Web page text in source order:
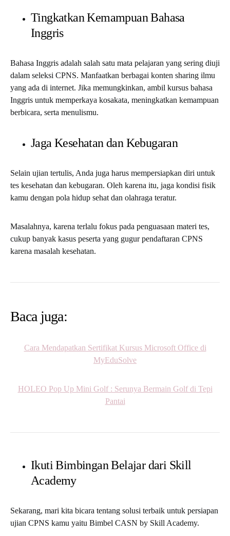
Tingkatkan Kemampuan Bahasa
Inggris
Bahasa Inggris adalah salah satu mata pelajaran yang sering diuji
dalam seleksi CPNS. Manfaatkan berbagai konten sharing ilmu
yang ada di internet. Jika memungkinkan, ambil kursus bahasa
Inggris untuk memperkaya kosakata, meningkatkan kemampuan
berbicara, serta menulismu.
Jaga Kesehatan dan Kebugaran
Selain ujian tertulis, Anda juga harus mempersiapkan diri untuk
tes kesehatan dan kebugaran. Oleh karena itu, jaga kondisi fisik
kamu dengan pola hidup sehat dan olahraga teratur.
Masalahnya, karena terlalu fokus pada penguasaan materi tes,
cukup banyak kasus peserta yang gugurpendaftaran CPNS
karena masalah kesehatan.
Baca juga:
Cara Mendapatkan Sertifikat Kursus Microsoft Office di
MyEduSolve
HOLEO Pop Up Mini Golf : Serunya Bermain Golf di Tepi
Pantai
Ikuti Bimbingan Belajar dari Skill
Academy
Sekarang, mari kita bicara tentang solusi terbaik untuk persiapan
ujian CPNS kamu yaitu Bimbel CASN by Skill Academy.